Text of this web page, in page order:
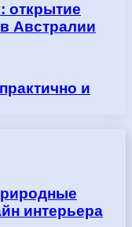
открытие
Австралии
и
интерьера